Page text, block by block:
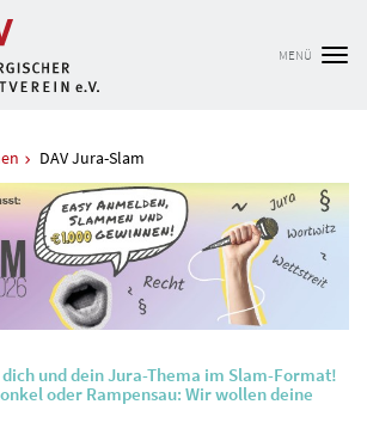
MENÜ
DAV Jura-Slam
und dein Jura-Thema im Slam-Format!
oder Rampensau: Wir wollen deine